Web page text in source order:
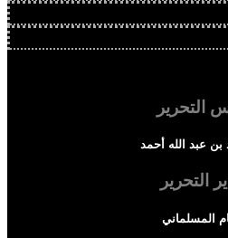
التحرير
عبد الله أحمد
التحرير
المسلماني